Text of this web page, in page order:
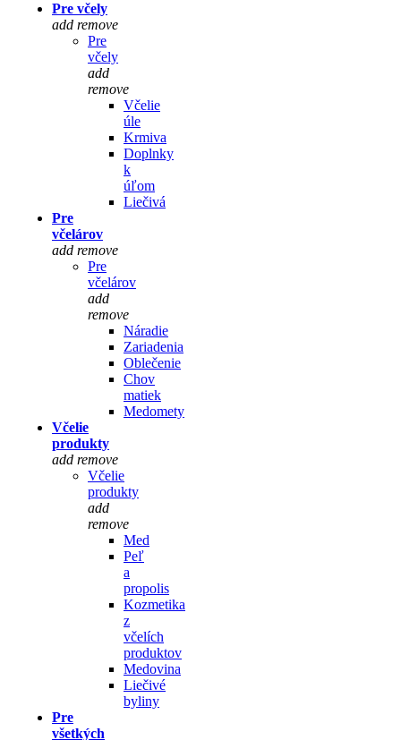
Pre včely
add remove
Pre
včely
add
remove
Včelie
úle
Krmiva
Doplnky
k
úľom
Liečivá
Pre
včelárov
add remove
Pre
včelárov
add
remove
Náradie
Zariadenia
Oblečenie
Chov
matiek
Medomety
Včelie
produkty
add remove
Včelie
produkty
add
remove
Med
Peľ
a
propolis
Kozmetika
z
včelích
produktov
Medovina
Liečivé
byliny
Pre
všetkých